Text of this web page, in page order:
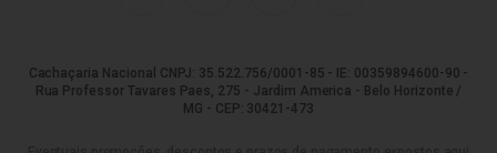
Cachaçaria Nacional CNPJ: 35.522.756/0001-85 - IE: 00359894600-90 -
Rua Professor Tavares Paes, 275 - Jardim America - Belo Horizonte /
MG - CEP: 30421-473